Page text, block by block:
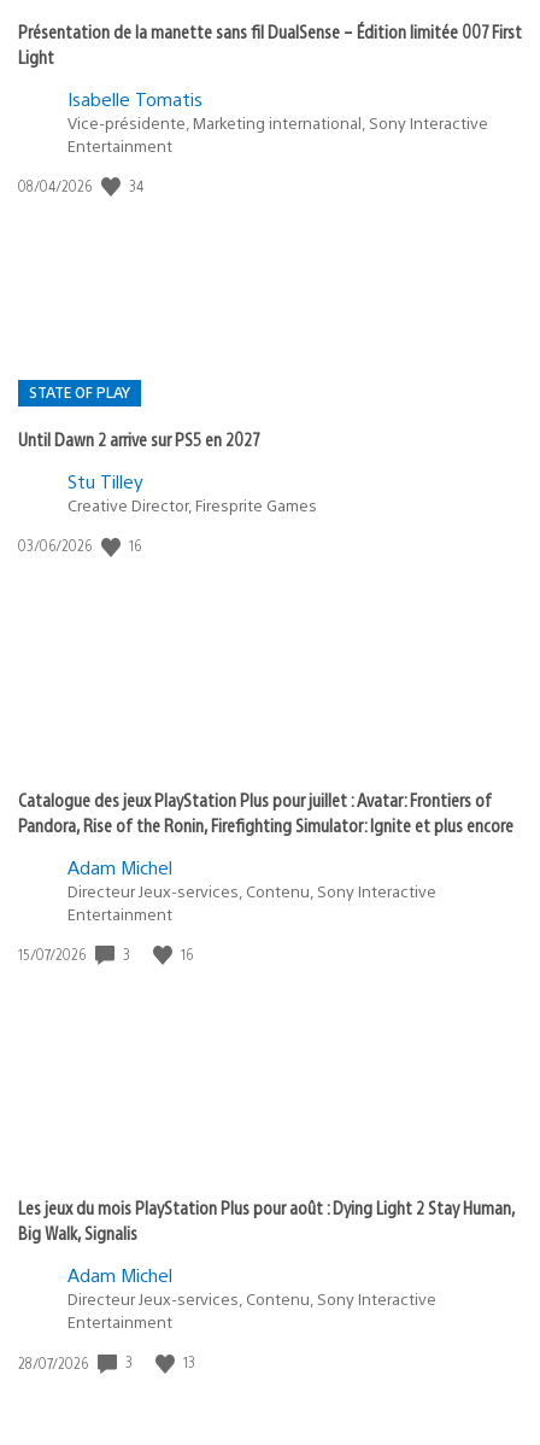
Présentation de la manette sans fil DualSense – Édition limitée 007 First
Light
Isabelle Tomatis
Vice-présidente, Marketing international, Sony Interactive
Entertainment
Date
08/04/2026 34
STATE OF PLAY
Until Dawn 2 arrive sur PS5 en 2027
Postée
:
Stu Tilley
Creative Director, Firesprite Games
Date
03/06/2026 16
Catalogue des jeux PlayStation Plus pour juillet : Avatar: Frontiers of
Pandora, Rise of the Ronin, Firefighting Simulator: Ignite et plus encore
Adam Michel
Directeur Jeux-services, Contenu, Sony Interactive
Entertainment
Date
15/07/2026 3 16
Les jeux du mois PlayStation Plus pour août : Dying Light 2 Stay Human,
Big Walk, Signalis
Adam Michel
Directeur Jeux-services, Contenu, Sony Interactive
Entertainment
Date
28/07/2026 3 13